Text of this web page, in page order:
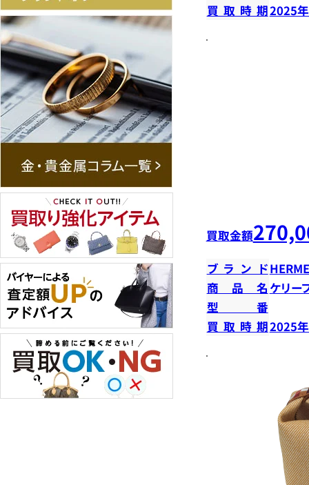
買取時期2025
買取金額
ブランド
商品名 ケリー
型番
買取時期2025